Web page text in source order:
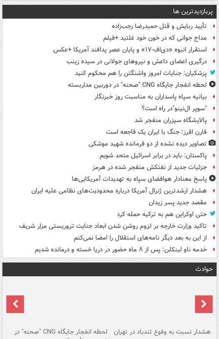
پربازدیدترین ها
تأیید ربایش و قتل حمیدرضا رجب‌زاده
مداح جوانی که در خون خود غلتید +فیلم
استقرار انبوه «دی‌اف‑۱۷» و پایان عصر پدافند آمریکا +عکس
درگیری اعضای داعش و نیروهای جولانی در سیده زینب
پزشکیان: جنایات امروز واشنگتن را هم محکوم کنید
لحظه انفجار جایگاه CNG "صحنه" در دوربین مداربسته
بیانیه سپاه پاسداران به مناسبت روز خبرنگار
"سوپر ال‌نینو"در راه است؟
پالایشگاه سیزران منفجر شد
فارن افرز: جنگ با ایران یک فاجعه است
تصاویر دیده‌ نشده از دو فرمانده شهید موشکی
پاکستان: باید در برابر اسرائیل متحد شویم
جزئیات جدید از نفتکش منفجر شده در هرمز
پاسخ معنادار هوافضای سپاه به تهدیدات آمریکایی‌ها
هشدار ارشدترین ژنرال آمریکا درباره محدودیت‌های نظامی علیه ایران
مقصد جدید پسر زیدان
حتی اوکراین هم به ترکیه حمله کرد
تاکید وزارت خارجه بر لزوم روشن شدن ابعاد جنایت تروریستی مزار شریف
از این به بعد دیگر نامه‌های استقلال را امضا نمی‌کنم
خدمه ناو لینکلن: پس از ۸ ماه حضور در دریا خسته و درمانده‌ شدیم
حوادث
هشدار نسبت به وفوع تندباد در تهران لحظه انفجار جایگاه CNG "صحنه" در